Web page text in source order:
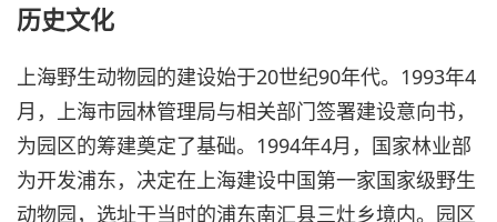
历史文化
上海野生动物园的建设始于20世纪90年代。1993年4
月，上海市园林管理局与相关部门签署建设意向书，
为园区的筹建奠定了基础。1994年4月，国家林业部
为开发浦东，决定在上海建设中国第一家国家级野生
动物园，选址于当时的浦东南汇县三灶乡境内。园区